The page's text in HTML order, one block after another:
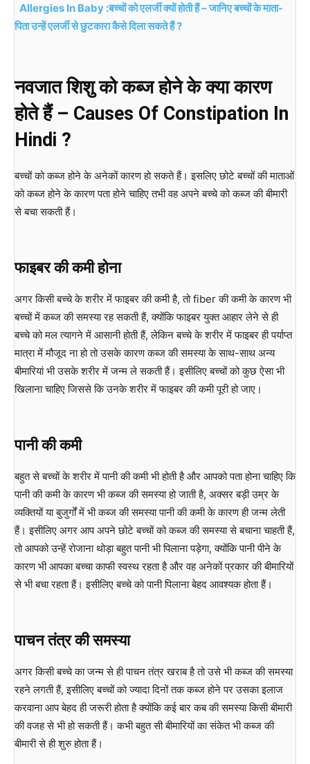
Allergies In Baby :बच्चों को एलर्जी क्यों होती हैं – जानिए बच्चों के माता-
पिता उन्हें एलर्जी से छुटकारा कैसे दिला सकते हैं ?
नवजात शिशु को कब्ज होने के क्या कारण
होते हैं – Causes Of Constipation In
Hindi ?
बच्चों को कब्ज होने के अनेकों कारण हो सकते हैं। इसलिए छोटे बच्चों की माताओं
को कब्ज होने के कारण पता होने चाहिए तभी वह अपने बच्चे को कब्ज की बीमारी
से बचा सकती हैं।
फाइबर की कमी होना
अगर किसी बच्चे के शरीर में फाइबर की कमी है, तो fiber की कमी के कारण भी
बच्चों में कब्ज की समस्या रह सकती हैं, क्योंकि फाइबर युक्त आहार लेने से ही
बच्चे को मल त्यागने में आसानी होती हैं, लेकिन बच्चे के शरीर में फाइबर ही पर्याप्त
मात्रा में मौजूद ना हो तो उसके कारण कब्ज की समस्या के साथ-साथ अन्य
बीमारियां भी उसके शरीर में जन्म ले सकती हैं। इसीलिए बच्चों को कुछ ऐसा भी
खिलाना चाहिए जिससे कि उनके शरीर में फाइबर की कमी पूरी हो जाए।
पानी की कमी
बहुत से बच्चों के शरीर में पानी की कमी भी होती है और आपको पता होना चाहिए कि
पानी की कमी के कारण भी कब्ज की समस्या हो जाती है, अक्सर बड़ी उम्र के
व्यक्तियों या बुजुर्गों में भी कब्ज की समस्या पानी की कमी के कारण ही जन्म लेती
हैं। इसीलिए अगर आप अपने छोटे बच्चों को कब्ज की समस्या से बचाना चाहती हैं,
तो आपको उन्हें रोजाना थोड़ा बहुत पानी भी पिलाना पड़ेगा, क्योंकि पानी पीने के
कारण भी आपका बच्चा काफी स्वस्थ रहता है और वह अनेकों प्रकार की बीमारियों
से भी बचा रहता हैं। इसीलिए बच्चे को पानी पिलाना बेहद आवश्यक होता हैं।
पाचन तंत्र की समस्या
अगर किसी बच्चे का जन्म से ही पाचन तंत्र खराब है तो उसे भी कब्ज की समस्या
रहने लगती हैं, इसीलिए बच्चों को ज्यादा दिनों तक कब्ज होने पर उसका इलाज
करवाना आप बेहद ही जरूरी होता है क्योंकि कई बार कब की समस्या किसी बीमारी
की वजह से भी हो सकती हैं। कभी बहुत सी बीमारियों का संकेत भी कब्ज की
बीमारी से ही शुरु होता हैं।